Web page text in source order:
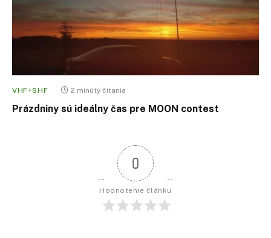
VHF+SHF 2 minúty čítania
Prázdniny sú ideálny čas pre MOON contest
0
Hodnotenie článku